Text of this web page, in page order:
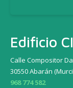
Edificio
Calle Compositor
30550 Abarán
968 774 582